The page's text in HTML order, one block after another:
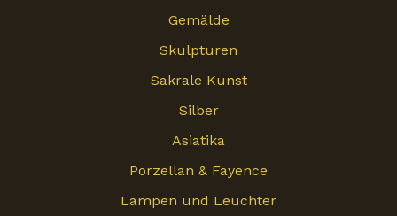
Gemälde
Skulpturen
Sakrale Kunst
Silber
Asiatika
Porzellan & Fayence
Lampen und Leuchter